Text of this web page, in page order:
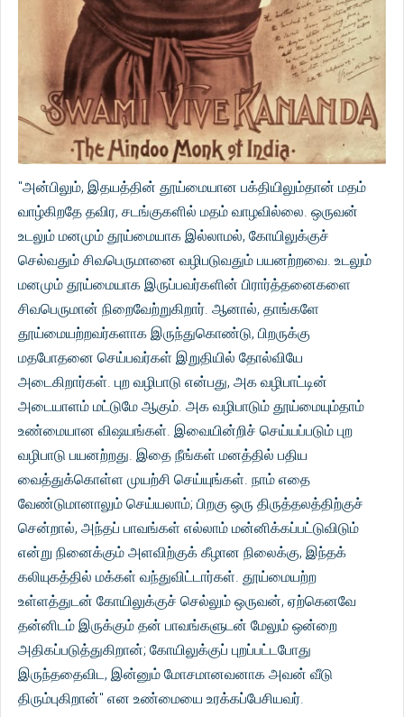
"அன்பிலும், இதயத்தின் தூய்மையான பக்தியிலும்தான் மதம்
வாழ்கிறதே தவிர, சடங்குகளில் மதம் வாழவில்லை. ஒருவன்
உடலும் மனமும் தூய்மையாக இல்லாமல், கோயிலுக்குச்
செல்வதும் சிவபெருமானை வழிபடுவதும் பயனற்றவை. உடலும்
மனமும் தூய்மையாக இருப்பவர்களின் பிரார்த்தனைகளை
சிவபெருமான் நிறைவேற்றுகிறார். ஆனால், தாங்களே
தூய்மையற்றவர்களாக இருந்துகொண்டு, பிறருக்கு
மதபோதனை செய்பவர்கள் இறுதியில் தோல்வியே
அடைகிறார்கள். புற வழிபாடு என்பது, அக வழிபாட்டின்
அடையாளம் மட்டுமே ஆகும். அக வழிபாடும் தூய்மையும்தாம்
உண்மையான விஷயங்கள். இவையின்றிச் செய்யப்படும் புற
வழிபாடு பயனற்றது. இதை நீங்கள் மனத்தில் பதிய
வைத்துக்கொள்ள முயற்சி செய்யுங்கள். நாம் எதை
வேண்டுமானாலும் செய்யலாம்; பிறகு ஒரு திருத்தலத்திற்குச்
சென்றால், அந்தப் பாவங்கள் எல்லாம் மன்னிக்கப்பட்டுவிடும்
என்று நினைக்கும் அளவிற்குக் கீழான நிலைக்கு, இந்தக்
கலியுகத்தில் மக்கள் வந்துவிட்டார்கள். தூய்மையற்ற
உள்ளத்துடன் கோயிலுக்குச் செல்லும் ஒருவன், ஏற்கெனவே
தன்னிடம் இருக்கும் தன் பாவங்களுடன் மேலும் ஒன்றை
அதிகப்படுத்துகிறான்; கோயிலுக்குப் புறப்பட்டபோது
இருந்ததைவிட, இன்னும் மோசமானவனாக அவன் வீடு
திரும்புகிறான்" என உண்மையை உரக்கப்பேசியவர்.